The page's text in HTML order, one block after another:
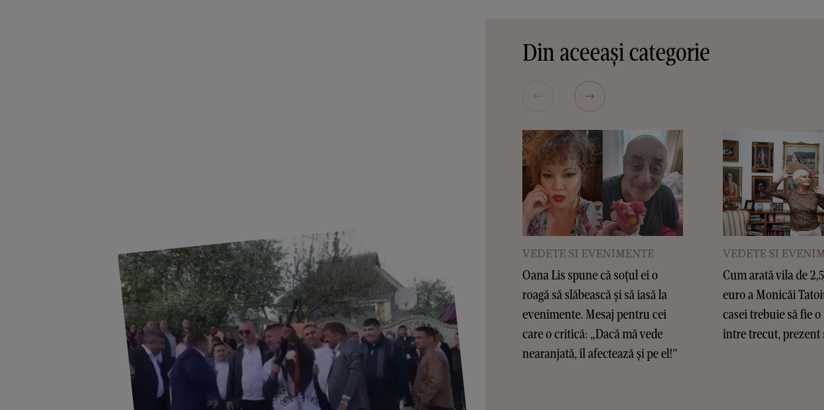
Din aceeași categorie
VEDETE SI EVENIMENTE
Oana Lis spune că soțul ei o
roagă să slăbească și să iasă la
evenimente. Mesaj pentru cei
care o critică: „Dacă mă vede
nearanjată, îl afectează și pe el!”
VEDETE SI
Cum arată vila de
euro a Monicăi
casei trebuie să fie
între trecut, prezent